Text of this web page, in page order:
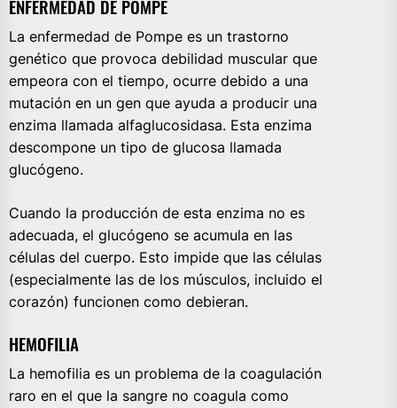
ENFERMEDAD DE POMPE
La enfermedad de Pompe es un trastorno
genético que provoca debilidad muscular que
empeora con el tiempo, ocurre debido a una
mutación en un gen que ayuda a producir una
enzima llamada alfaglucosidasa. Esta enzima
descompone un tipo de glucosa llamada
glucógeno.
Cuando la producción de esta enzima no es
adecuada, el glucógeno se acumula en las
células del cuerpo. Esto impide que las células
(especialmente las de los músculos, incluido el
corazón) funcionen como debieran.
HEMOFILIA
La hemofilia es un problema de la coagulación
raro en el que la sangre no coagula como